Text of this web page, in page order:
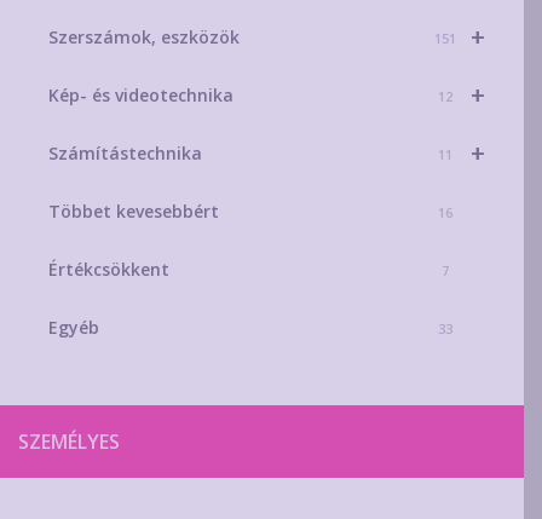
+
Szerszámok, eszközök 151
+
Kép- és videotechnika 12
+
Számítástechnika 11
Többet kevesebbért 16
Értékcsökkent 7
Egyéb 33
SZEMÉLYES